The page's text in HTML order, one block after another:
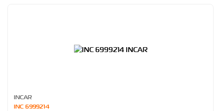
INCAR
INC 6999214